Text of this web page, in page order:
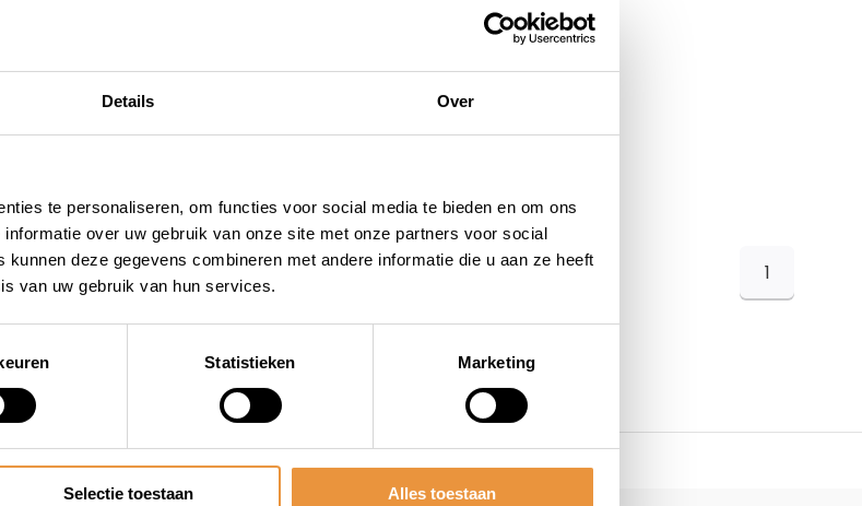
Details Over
te personaliseren, om functies voor social media te bieden en om ons
over uw gebruik van onze site met onze partners voor social
deze gegevens combineren met andere informatie die u aan ze heeft
van uw gebruik van hun services.
Statistieken Marketing
Selectie toestaan Alles toestaan
39,95
Multi Lite - Zwart - 16L
39,95
1
levering Niet goed = geld terug